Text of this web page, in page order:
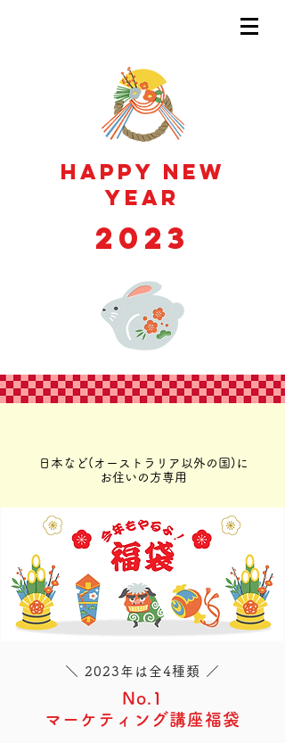
Happy New
YEAR
2023
日本など(オーストラリア以外の国)に
お住いの方専用
＼ 2023 ​年は全4種類 ／
No.1
マーケティング講座福袋